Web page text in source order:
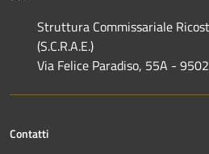
Struttura Commissariale
(S.C.R.A.E.)
Via Felice Paradiso, 55A -
Contatti